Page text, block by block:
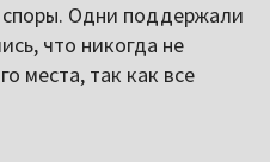
споры. Одни поддержали
что никогда не
места, так как все